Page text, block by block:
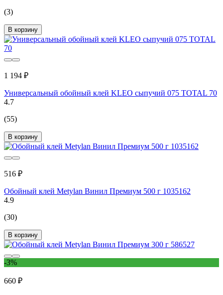
(3)
В корзину
1 194 ₽
Универсальный обойный клей KLEO сыпучий 075 TOTAL 70
4.7
(55)
В корзину
516 ₽
Обойный клей Metylan Винил Премиум 500 г 1035162
4.9
(30)
В корзину
-3%
660 ₽